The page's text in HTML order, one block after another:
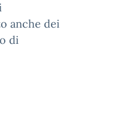
anche dei
di